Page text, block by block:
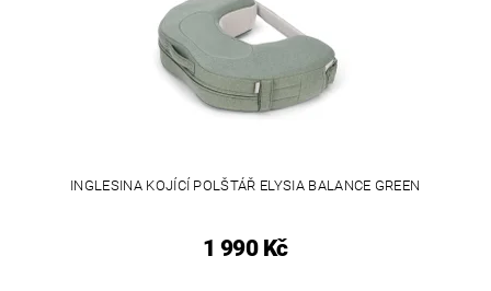
INGLESINA KOJÍCÍ POLŠTÁŘ ELYSIA BALANCE GREEN
1 990 Kč